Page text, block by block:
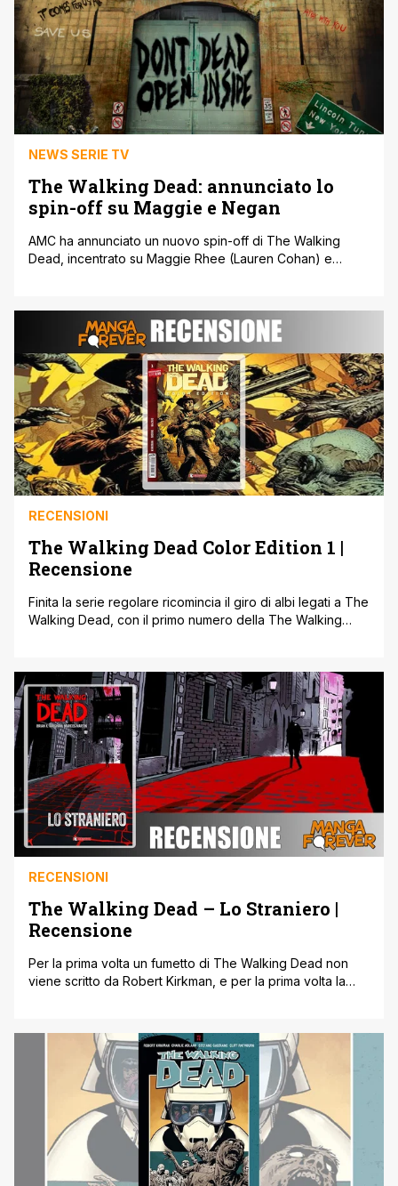
NEWS SERIE TV
The Walking Dead: annunciato lo
spin-off su Maggie e Negan
AMC ha annunciato un nuovo spin-off di The Walking
Dead, incentrato su Maggie Rhee (Lauren Cohan) e
una New York post-apocalittica. Lo sceneggiatore/co-
produttore esecutivo di The Walking Dead Eli Jorne sarà
il produttore esecutivo e lo showrunner [']
RECENSIONI
The Walking Dead Color Edition 1 |
Recensione
Finita la serie regolare ricomincia il giro di albi legati a The
Walking Dead, con il primo numero della The Walking
proprio da un intento specificato da Robert Kirkman, che
nella postfazione all'albo racconta di come [']
RECENSIONI
The Walking Dead – Lo Straniero |
Recensione
Per la prima volta un fumetto di The Walking Dead non
viene scritto da Robert Kirkman, e per la prima volta la
principale per poi tornarvi prepotentemente. Brian K.
Vaughan e Marcos Martin hanno realizzato questo [']